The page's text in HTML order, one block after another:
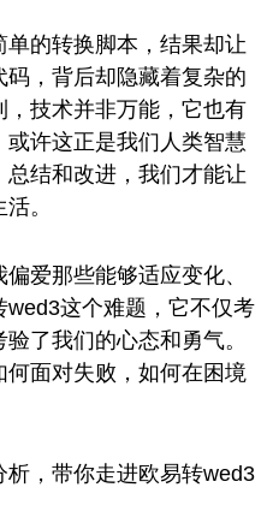
的转换脚本，结果却让
码，背后却隐藏着复杂的
技术并非万能，它也有
许这正是我们人类智慧
结和改进，我们才能让
。
爱那些能够适应变化、
这个难题，它不仅考
了我们的心态和勇气。
面对失败，如何在困境
，带你走进欧易转wed3